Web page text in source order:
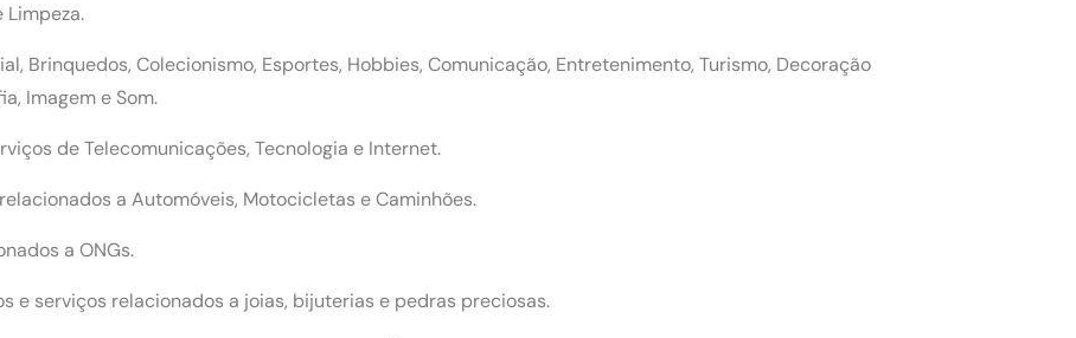
Limpeza.
Brinquedos, Colecionismo, Esportes, Hobbies, Comunicação, Entretenimento, Turismo, Decoração
Imagem e Som.
de Telecomunicações, Tecnologia e Internet.
a Automóveis, Motocicletas e Caminhões.
a ONGs.
e serviços relacionados a joias, bijuterias e pedras preciosas.